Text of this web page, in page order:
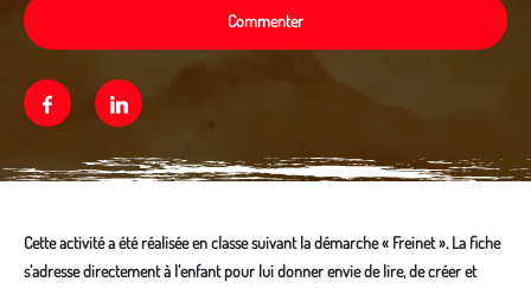
Commenter
FacebookLinkedin
Cette activité a été réalisée en classe suivant la démarche « Freinet ». La fiche
s’adresse directement à l’enfant pour lui donner envie de lire, de créer et